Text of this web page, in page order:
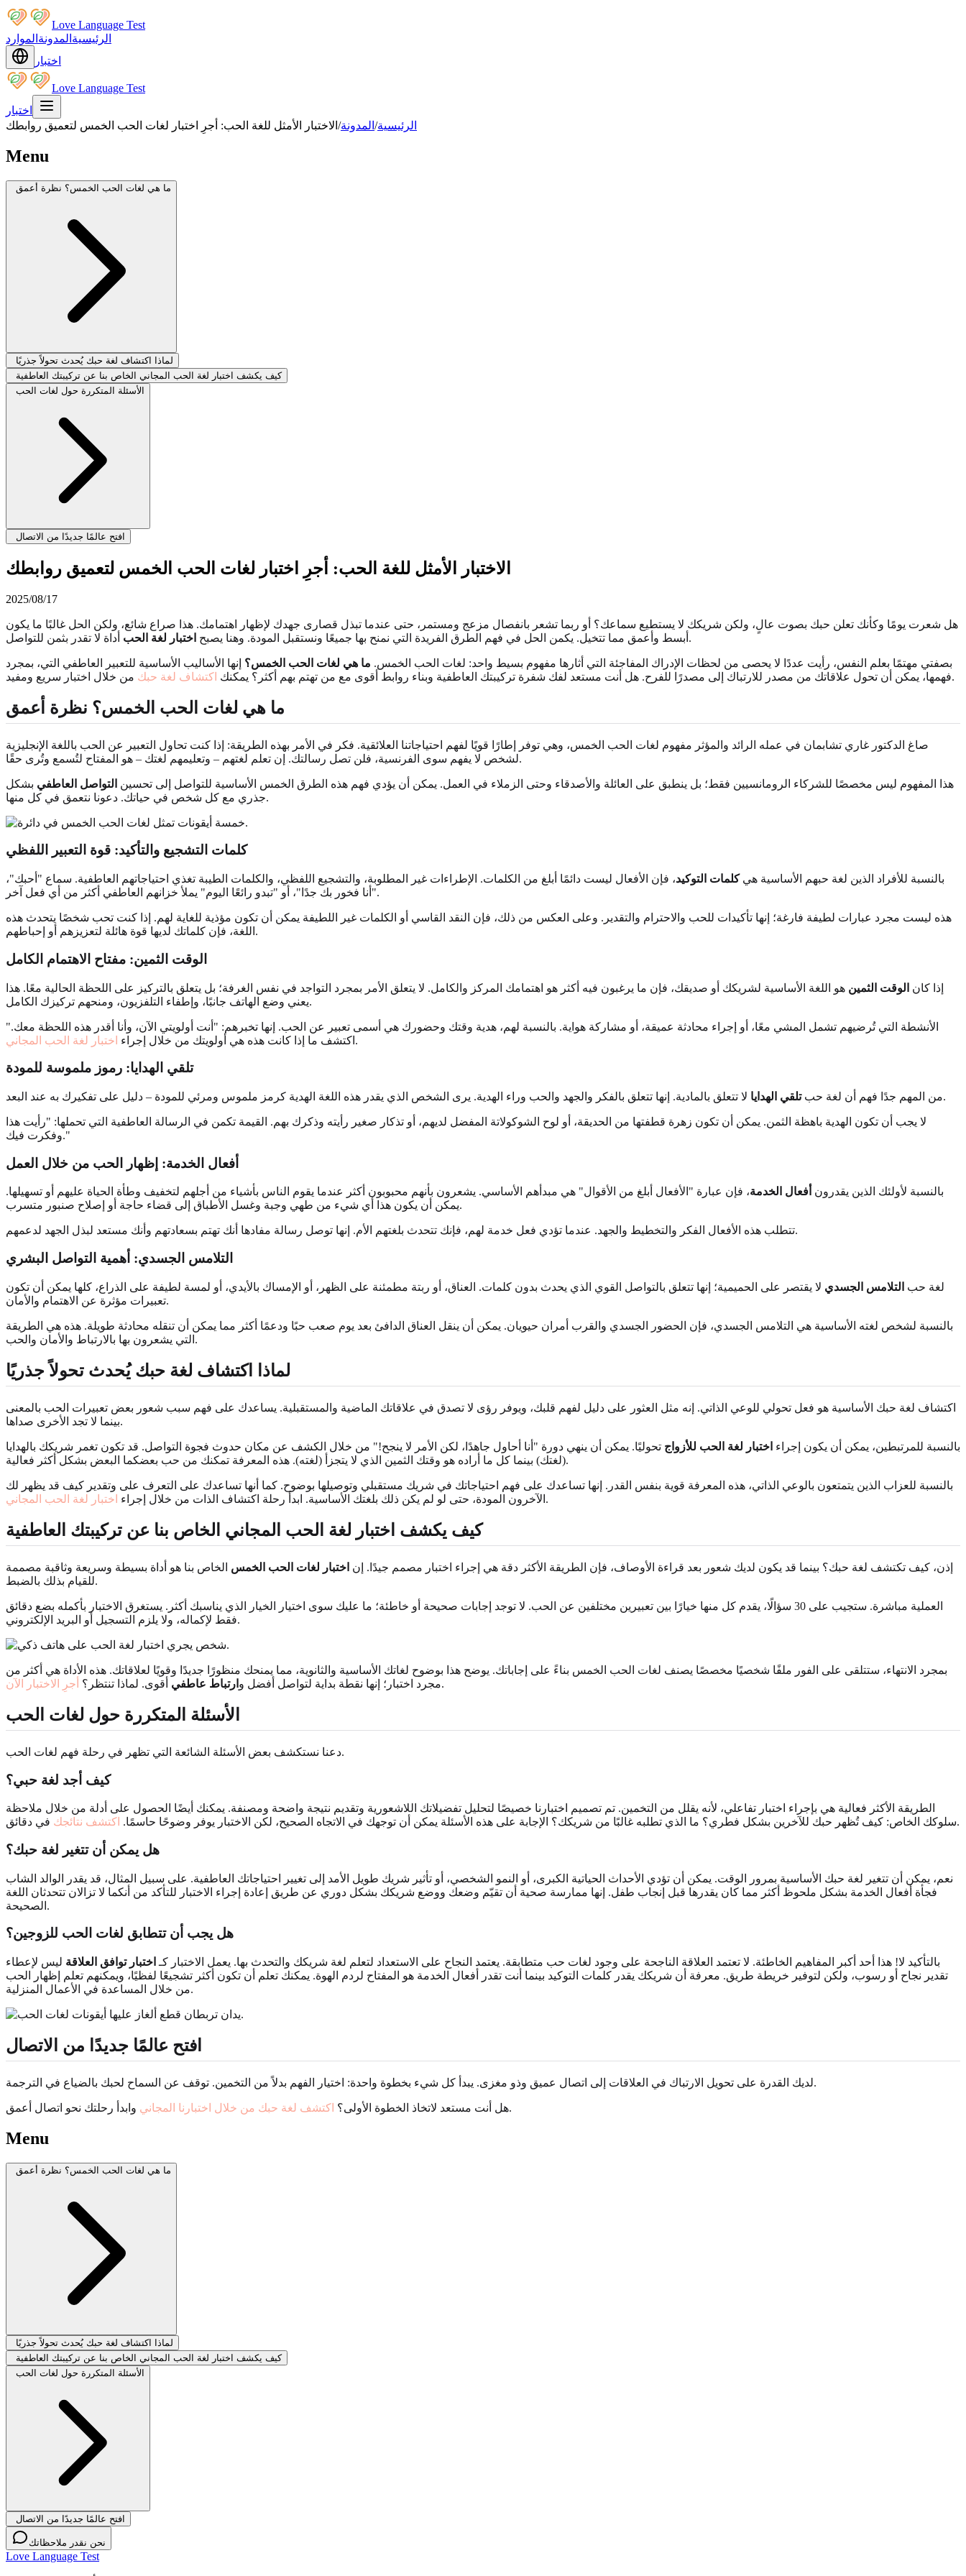
Love Language Test
الرئيسية المدونة الموارد
اختبار
Love Language Test
اختبار
الرئيسية/ المدونة/ الاختبار الأمثل للغة الحب: أجرِ اختبار لغات الحب الخمس لتعميق روابطك
Menu
ما هي لغات الحب الخمس؟ نظرة أعمق
لماذا اكتشاف لغة حبك يُحدث تحولاً جذريًا
كيف يكشف اختبار لغة الحب المجاني الخاص بنا عن تركيبتك العاطفية
الأسئلة المتكررة حول لغات الحب
افتح عالمًا جديدًا من الاتصال
الاختبار الأمثل للغة الحب: أجرِ اختبار لغات الحب الخمس لتعميق روابطك
2025/08/17
هل شعرت يومًا وكأنك تعلن حبك بصوت عالٍ، ولكن شريكك لا يستطيع سماعك؟ أو ربما تشعر بانفصال مزعج ومستمر، حتى عندما تبذل قصارى جهدك لإظهار اهتمامك. هذا صراع شائع، ولكن الحل غالبًا ما يكون
أبسط وأعمق مما تتخيل. يكمن الحل في فهم الطرق الفريدة التي نمنح بها جميعًا ونستقبل المودة. وهنا يصبح اختبار لغة الحب أداة لا تقدر بثمن للتواصل.
بصفتي مهتمًا بعلم النفس، رأيت عددًا لا يحصى من لحظات الإدراك المفاجئة التي أثارها مفهوم بسيط واحد: لغات الحب الخمس. ما هي لغات الحب الخمس؟ إنها الأساليب الأساسية للتعبير العاطفي التي، بمجرد
فهمها، يمكن أن تحول علاقاتك من مصدر للارتباك إلى مصدرًا للفرح. هل أنت مستعد لفك شفرة تركيبتك العاطفية وبناء روابط أقوى مع من تهتم بهم أكثر؟ يمكنك اكتشاف لغة حبك من خلال اختبار سريع ومفيد.
ما هي لغات الحب الخمس؟ نظرة أعمق
صاغ الدكتور غاري تشابمان في عمله الرائد والمؤثر مفهوم لغات الحب الخمس، وهي توفر إطارًا قويًا لفهم احتياجاتنا العلائقية. فكر في الأمر بهذه الطريقة: إذا كنت تحاول التعبير عن الحب باللغة الإنجليزية
لشخص لا يفهم سوى الفرنسية، فلن تصل رسالتك. إن تعلم لغتهم – وتعليمهم لغتك – هو المفتاح لتُسمع وتُرى حقًا.
هذا المفهوم ليس مخصصًا للشركاء الرومانسيين فقط؛ بل ينطبق على العائلة والأصدقاء وحتى الزملاء في العمل. يمكن أن يؤدي فهم هذه الطرق الخمس الأساسية للتواصل إلى تحسين التواصل العاطفي بشكل
جذري مع كل شخص في حياتك. دعونا نتعمق في كل منها.
كلمات التشجيع والتأكيد: قوة التعبير اللفظي
بالنسبة للأفراد الذين لغة حبهم الأساسية هيكلمات التوكيد، فإن الأفعال ليست دائمًا أبلغ من الكلمات. الإطراءات غير المطلوبة، والتشجيع اللفظي، والكلمات الطيبة تغذي احتياجاتهم العاطفية. سماع "أحبك"،
"أنا فخور بك جدًا"، أو "تبدو رائعًا اليوم" يملأ خزانهم العاطفي أكثر من أي فعل آخر.
هذه ليست مجرد عبارات لطيفة فارغة؛ إنها تأكيدات للحب والاحترام والتقدير. وعلى العكس من ذلك، فإن النقد القاسي أو الكلمات غير اللطيفة يمكن أن تكون مؤذية للغاية لهم. إذا كنت تحب شخصًا يتحدث هذه
اللغة، فإن كلماتك لديها قوة هائلة لتعزيزهم أو إحباطهم.
الوقت الثمين: مفتاح الاهتمام الكامل
إذا كان الوقت الثمين هو اللغة الأساسية لشريكك أو صديقك، فإن ما يرغبون فيه أكثر هو اهتمامك المركز والكامل. لا يتعلق الأمر بمجرد التواجد في نفس الغرفة؛ بل يتعلق بالتركيز على اللحظة الحالية معًا. هذا
يعني وضع الهاتف جانبًا، وإطفاء التلفزيون، ومنحهم تركيزك الكامل.
الأنشطة التي تُرضيهم تشمل المشي معًا، أو إجراء محادثة عميقة، أو مشاركة هواية. بالنسبة لهم، هدية وقتك وحضورك هي أسمى تعبير عن الحب. إنها تخبرهم: "أنت أولويتي الآن، وأنا أقدر هذه اللحظة معك."
اكتشف ما إذا كانت هذه هي أولويتك من خلال إجراء اختبار لغة الحب المجاني .
تلقي الهدايا: رموز ملموسة للمودة
من المهم جدًا فهم أن لغة حبتلقي الهدايا لا تتعلق بالمادية. إنها تتعلق بالفكر والجهد والحب وراء الهدية. يرى الشخص الذي يقدر هذه اللغة الهدية كرمز ملموس ومرئي للمودة – دليل على تفكيرك به عند البعد.
لا يجب أن تكون الهدية باهظة الثمن. يمكن أن تكون زهرة قطفتها من الحديقة، أو لوح الشوكولاتة المفضل لديهم، أو تذكار صغير رأيته وذكرك بهم. القيمة تكمن في الرسالة العاطفية التي تحملها: "رأيت هذا
وفكرت فيك."
أفعال الخدمة: إظهار الحب من خلال العمل
بالنسبة لأولئك الذين يقدرون أفعال الخدمة، فإن عبارة "الأفعال أبلغ من الأقوال" هي مبدأهم الأساسي. يشعرون بأنهم محبوبون أكثر عندما يقوم الناس بأشياء من أجلهم لتخفيف وطأة الحياة عليهم أو تسهيلها.
يمكن أن يكون هذا أي شيء من طهي وجبة وغسل الأطباق إلى قضاء حاجة أو إصلاح صنبور متسرب.
تتطلب هذه الأفعال الفكر والتخطيط والجهد. عندما تؤدي فعل خدمة لهم، فإنك تتحدث بلغتهم الأم. إنها توصل رسالة مفادها أنك تهتم بسعادتهم وأنك مستعد لبذل الجهد لدعمهم.
التلامس الجسدي: أهمية التواصل البشري
لغة حب التلامس الجسدي لا يقتصر على الحميمية؛ إنها تتعلق بالتواصل القوي الذي يحدث بدون كلمات. العناق، أو ربتة مطمئنة على الظهر، أو الإمساك بالأيدي، أو لمسة لطيفة على الذراع، كلها يمكن أن تكون
تعبيرات مؤثرة عن الاهتمام والأمان.
بالنسبة لشخص لغته الأساسية هي التلامس الجسدي، فإن الحضور الجسدي والقرب أمران حيويان. يمكن أن ينقل العناق الدافئ بعد يوم صعب حبًا ودعمًا أكثر مما يمكن أن تنقله محادثة طويلة. هذه هي الطريقة
التي يشعرون بها بالارتباط والأمان والحب.
لماذا اكتشاف لغة حبك يُحدث تحولاً جذريًا
اكتشاف لغة حبك الأساسية هو فعل تحولي للوعي الذاتي. إنه مثل العثور على دليل لفهم قلبك، ويوفر رؤى لا تصدق في علاقاتك الماضية والمستقبلية. يساعدك على فهم سبب شعور بعض تعبيرات الحب بالمعنى
بينما لا تجد الأخرى صداها.
بالنسبة للمرتبطين، يمكن أن يكون إجراء اختبار لغة الحب للأزواج تحوليًا. يمكن أن ينهي دورة "أنا أحاول جاهدًا، لكن الأمر لا ينجح!" من خلال الكشف عن مكان حدوث فجوة التواصل. قد تكون تغمر شريكك بالهدايا
(لغتك) بينما كل ما أراده هو وقتك الثمين الذي لا يتجزأ (لغته). هذه المعرفة تمكنك من حب بعضكما البعض بشكل أكثر فعالية.
بالنسبة للعزاب الذين يتمتعون بالوعي الذاتي، هذه المعرفة قوية بنفس القدر. إنها تساعدك على فهم احتياجاتك في شريك مستقبلي وتوصيلها بوضوح. كما أنها تساعدك على التعرف على وتقدير كيف قد يظهر لك
الآخرون المودة، حتى لو لم يكن ذلك بلغتك الأساسية. ابدأ رحلة اكتشاف الذات من خلال إجراء اختبار لغة الحب المجاني .
كيف يكشف اختبار لغة الحب المجاني الخاص بنا عن تركيبتك العاطفية
إذن، كيف تكتشف لغة حبك؟ بينما قد يكون لديك شعور بعد قراءة الأوصاف، فإن الطريقة الأكثر دقة هي إجراء اختبار مصمم جيدًا. إن اختبار لغات الحب الخمس الخاص بنا هو أداة بسيطة وسريعة وثاقبة مصممة
للقيام بذلك بالضبط.
العملية مباشرة. ستجيب على 30 سؤالًا، يقدم كل منها خيارًا بين تعبيرين مختلفين عن الحب. لا توجد إجابات صحيحة أو خاطئة؛ ما عليك سوى اختيار الخيار الذي يناسبك أكثر. يستغرق الاختبار بأكمله بضع دقائق
فقط لإكماله، ولا يلزم التسجيل أو البريد الإلكتروني.
بمجرد الانتهاء، ستتلقى على الفور ملفًا شخصيًا مخصصًا يصنف لغات الحب الخمس بناءً على إجاباتك. يوضح هذا بوضوح لغاتك الأساسية والثانوية، مما يمنحك منظورًا جديدًا وقويًا لعلاقاتك. هذه الأداة هي أكثر من
مجرد اختبار؛ إنها نقطة بداية لتواصل أفضل و ارتباط عاطفي أقوى. لماذا تنتظر؟ أجرِ الاختبار الآن .
الأسئلة المتكررة حول لغات الحب
دعنا نستكشف بعض الأسئلة الشائعة التي تظهر في رحلة فهم لغات الحب.
كيف أجد لغة حبي؟
الطريقة الأكثر فعالية هي بإجراء اختبار تفاعلي، لأنه يقلل من التخمين. تم تصميم اختبارنا خصيصًا لتحليل تفضيلاتك اللاشعورية وتقديم نتيجة واضحة ومصنفة. يمكنك أيضًا الحصول على أدلة من خلال ملاحظة
سلوكك الخاص: كيف تُظهر حبك للآخرين بشكل فطري؟ ما الذي تطلبه غالبًا من شريكك؟ الإجابة على هذه الأسئلة يمكن أن توجهك في الاتجاه الصحيح، لكن الاختبار يوفر وضوحًا حاسمًا. اكتشف نتائجك في دقائق.
هل يمكن أن تتغير لغة حبك؟
نعم، يمكن أن تتغير لغة حبك الأساسية بمرور الوقت. يمكن أن تؤدي الأحداث الحياتية الكبرى، أو النمو الشخصي، أو تأثير شريك طويل الأمد إلى تغيير احتياجاتك العاطفية. على سبيل المثال، قد يقدر الوالد الشاب
فجأة أفعال الخدمة بشكل ملحوظ أكثر مما كان يقدرها قبل إنجاب طفل. إنها ممارسة صحية أن تقيّم وضعك ووضع شريكك بشكل دوري عن طريق إعادة إجراء الاختبار للتأكد من أنكما لا تزالان تتحدثان اللغة
الصحيحة.
هل يجب أن تتطابق لغات الحب للزوجين؟
بالتأكيد لا! هذا أحد أكبر المفاهيم الخاطئة. لا تعتمد العلاقة الناجحة على وجود لغات حب متطابقة. يعتمد النجاح على الاستعداد لتعلم لغة شريكك والتحدث بها. يعمل الاختبار كـ اختبار توافق العلاقة ليس لإعطاء
تقدير نجاح أو رسوب، ولكن لتوفير خريطة طريق. معرفة أن شريكك يقدر كلمات التوكيد بينما أنت تقدر أفعال الخدمة هو المفتاح لردم الهوة. يمكنك تعلم أن تكون أكثر تشجيعًا لفظيًا، ويمكنهم تعلم إظهار الحب
من خلال المساعدة في الأعمال المنزلية.
افتح عالمًا جديدًا من الاتصال
لديك القدرة على تحويل الارتباك في العلاقات إلى اتصال عميق وذو مغزى. يبدأ كل شيء بخطوة واحدة: اختيار الفهم بدلاً من التخمين. توقف عن السماح لحبك بالضياع في الترجمة.
هل أنت مستعد لاتخاذ الخطوة الأولى؟ اكتشف لغة حبك من خلال اختبارنا المجاني وابدأ رحلتك نحو اتصال أعمق.
Menu
ما هي لغات الحب الخمس؟ نظرة أعمق
لماذا اكتشاف لغة حبك يُحدث تحولاً جذريًا
كيف يكشف اختبار لغة الحب المجاني الخاص بنا عن تركيبتك العاطفية
الأسئلة المتكررة حول لغات الحب
افتح عالمًا جديدًا من الاتصال
نحن نقدر ملاحظاتك
Love Language Test